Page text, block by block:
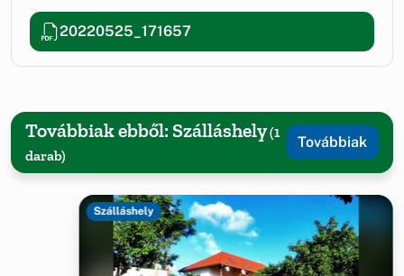
20220525_171657
Továbbiak ebből: Szálláshely(1
darab)
Továbbiak
Szálláshely